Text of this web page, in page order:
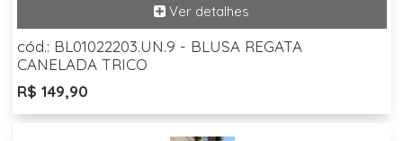
cód.: BL01022203.UN.9 - BLUSA REGATA
CANELADA TRICO
R$ 149,90